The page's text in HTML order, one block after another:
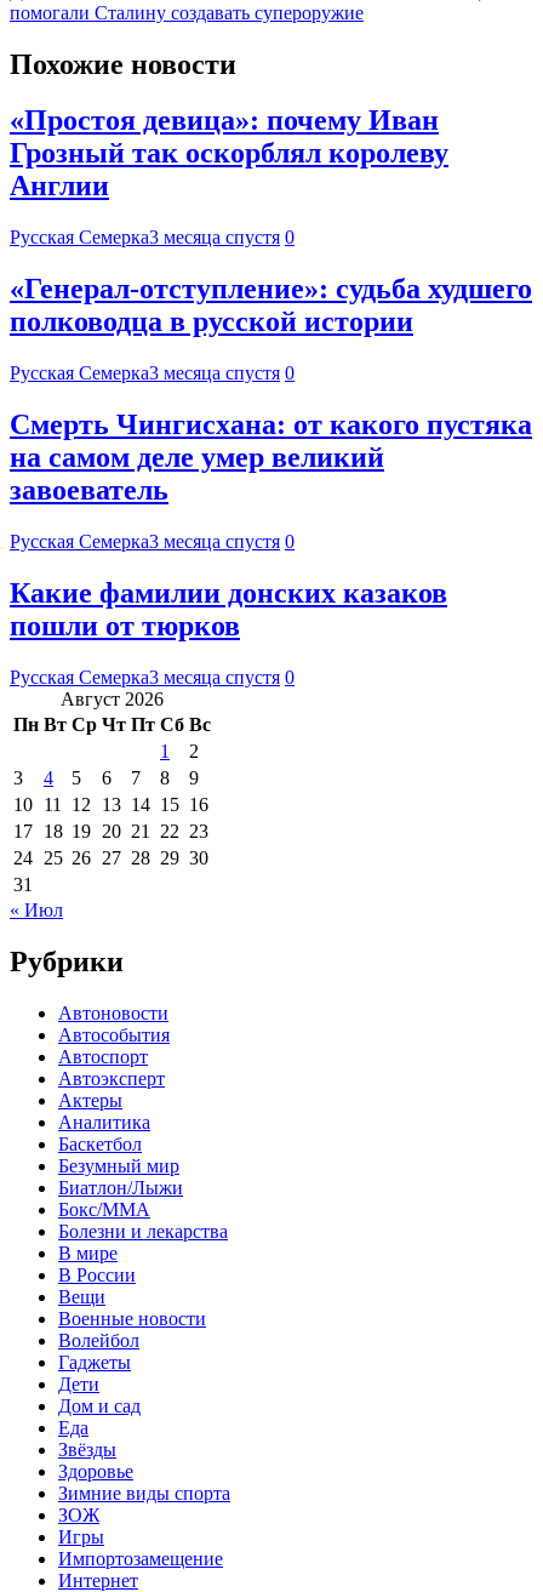
помогали Сталину создавать супероружие
Похожие новости
«Простоя девица»: почему Иван
Грозный так оскорблял королеву
Англии
Русская Семерка3 месяца спустя 0
«Генерал-отступление»: судьба худшего
полководца в русской истории
Русская Семерка3 месяца спустя 0
Смерть Чингисхана: от какого пустяка
на самом деле умер великий
завоеватель
Русская Семерка3 месяца спустя 0
Какие фамилии донских казаков
пошли от тюрков
Русская Семерка3 месяца спустя 0
Август 2026
Пн Вт Ср Чт Пт Сб Вс
1
2
3
4 5 6 7 8
9
10 11 12 13 14 15 16
17 18 19 20 21 22 23
24 25 26 27 28 29 30
31
« Июл
Рубрики
Автоновости
Автособытия
Автоспорт
Автоэксперт
Актеры
Аналитика
Баскетбол
Безумный мир
Биатлон/Лыжи
Бокс/MMA
Болезни и лекарства
В мире
В России
Вещи
Военные новости
Волейбол
Гаджеты
Дети
Дом и сад
Еда
Звёзды
Здоровье
Зимние виды спорта
ЗОЖ
Игры
Импортозамещение
Интернет